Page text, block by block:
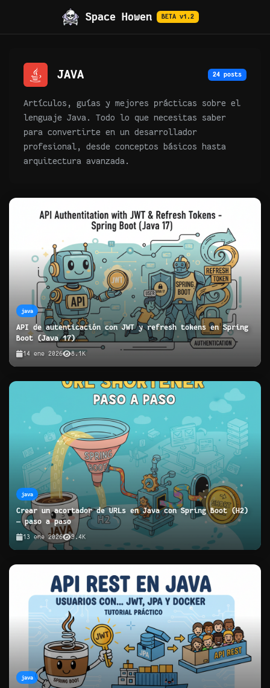
Space Howen BETA v1.2
JAVA 24 posts
Artículos, guías y mejores prácticas sobre el
lenguaje Java. Todo lo que necesitas saber
para convertirte en un desarrollador
profesional, desde conceptos básicos hasta
arquitectura avanzada.
java
API de autenticación con JWT y refresh tokens en Spring
Boot (Java 17)
14 ene 2026 8.1K
java
Crear un acortador de URLs en Java con Spring Boot (H2)
— paso a paso
13 ene 2026 9.4K
java